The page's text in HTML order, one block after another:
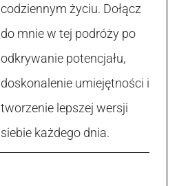
codziennym życiu. Dołącz
do mnie w tej podróży po
odkrywanie potencjału,
doskonalenie umiejętności i
tworzenie lepszej wersji
siebie każdego dnia.